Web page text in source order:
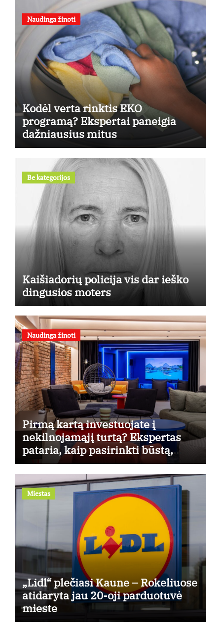
Naudinga žinoti
Kodėl verta rinktis EKO
programą? Ekspertai paneigia
dažniausius mitus
Be kategorijos
Kaišiadorių policija vis dar ieško
dingusios moters
Naudinga žinoti
Pirmą kartą investuojate į
nekilnojamąjį turtą? Ekspertas
pataria, kaip pasirinkti būstą,
kuris generuos grąžą
Miestas
„Lidl“ plečiasi Kaune – Rokeliuose
atidaryta jau 20-oji parduotuvė
mieste